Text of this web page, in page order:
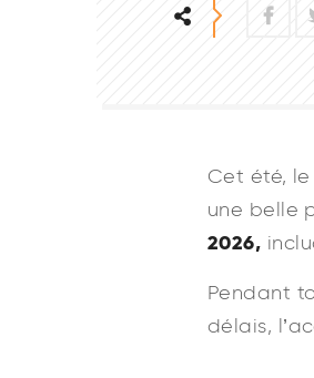
Cet été,
une belle
2026,
Pendant
délais,